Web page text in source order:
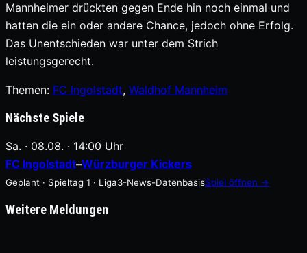
Mannheimer drückten gegen Ende hin noch einmal und
hatten die ein oder andere Chance, jedoch ohne Erfolg.
Das Unentschieden war unter dem Strich
leistungsgerecht.
Themen: FC Ingolstadt, Waldhof Mannheim
Nächste Spiele
Sa. · 08.08. · 14:00 Uhr
FC Ingolstadt–Würzburger Kickers
Geplant · Spieltag 1 · Liga3-News-DatenbasisSpiel öffnen →
Weitere Meldungen